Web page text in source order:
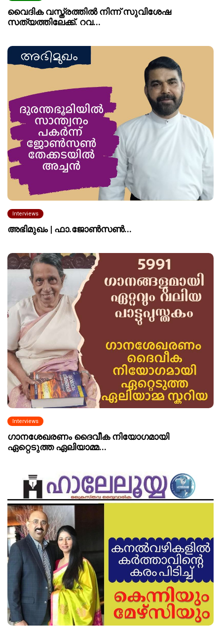
വൈദിക വസ്ത്രത്തിൽ നിന്ന് സുവിശേഷ
സത്യത്തിലേക്ക്. റവ...
Interviews
അഭിമുഖം | ഫാ.ജോൺസൺ...
Interviews
ഗാനശേഖരണം ദൈവീക നിയോഗമായി
ഏറ്റെടുത്ത ഏലിയാമ്മ...